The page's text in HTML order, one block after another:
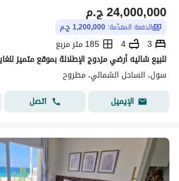
ج.م24,000,000
الدفعة المقدّمة: 1,200,000 ج.م
3
4
185 متر مربع
سول، الساحل الشمالي، مطروح
الإيميل
اتصل